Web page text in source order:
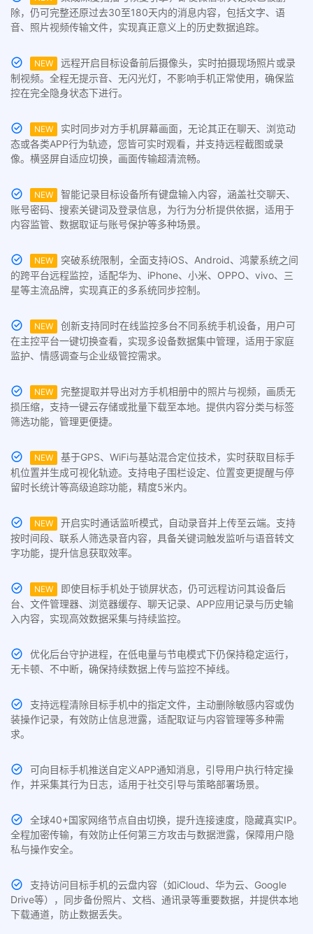
除，仍可完整还原过去30至180天内的消息内容，包括文字、语
音、照片视频传输文件，实现真正意义上的历史数据追踪。
NEW
远程开启目标设备前后摄像头，实时拍摄现场照片或录
制视频。全程无提示音、无闪光灯，不影响手机正常使用，确保监
控在完全隐身状态下进行。
NEW
实时同步对方手机屏幕画面，无论其正在聊天、浏览动
态或各类APP行为轨迹，您皆可实时观看，并支持远程截图或录
像。横竖屏自适应切换，画面传输超清流畅。
NEW
智能记录目标设备所有键盘输入内容，涵盖社交聊天、
账号密码、搜索关键词及登录信息，为行为分析提供依据，适用于
内容监管、数据取证与账号保护等多种场景。
NEW
突破系统限制，全面支持iOS、Android、鸿蒙系统之间
的跨平台远程监控，适配华为、iPhone、小米、OPPO、vivo、三
星等主流品牌，实现真正的多系统同步控制。
NEW
创新支持同时在线监控多台不同系统手机设备，用户可
在主控平台一键切换查看，实现多设备数据集中管理，适用于家庭
监护、情感调查与企业级管控需求。
NEW
完整提取并导出对方手机相册中的照片与视频，画质无
损压缩，支持一键云存储或批量下载至本地。提供内容分类与标签
筛选功能，管理更便捷。
NEW
基于GPS、WiFi与基站混合定位技术，实时获取目标手
机位置并生成可视化轨迹。支持电子围栏设定、位置变更提醒与停
留时长统计等高级追踪功能，精度5米内。
NEW
开启实时通话监听模式，自动录音并上传至云端。支持
按时间段、联系人筛选录音内容，具备关键词触发监听与语音转文
字功能，提升信息获取效率。
NEW
即使目标手机处于锁屏状态，仍可远程访问其设备后
台、文件管理器、浏览器缓存、聊天记录、APP应用记录与历史输
入内容，实现高效数据采集与持续监控。
优化后台守护进程，在低电量与节电模式下仍保持稳定运行，
无卡顿、不中断，确保持续数据上传与监控不掉线。
支持远程清除目标手机中的指定文件，主动删除敏感内容或伪
装操作记录，有效防止信息泄露，适配取证与内容管理等多种需
求。
可向目标手机推送自定义APP通知消息，引导用户执行特定操
作，并采集其行为日志，适用于社交引导与策略部署场景。
全球40+国家网络节点自由切换，提升连接速度，隐藏真实IP。
全程加密传输，有效防止任何第三方攻击与数据泄露，保障用户隐
私与操作安全。
支持访问目标手机的云盘内容（如iCloud、华为云、Google
Drive等），同步备份照片、文档、通讯录等重要数据，并提供本地
下载通道，防止数据丢失。